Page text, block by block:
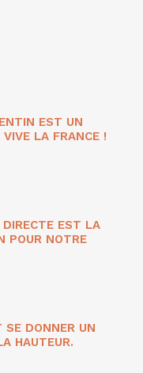
EST UN
LA FRANCE !
EST LA
POUR NOTRE
SE DONNER UN
HAUTEUR.